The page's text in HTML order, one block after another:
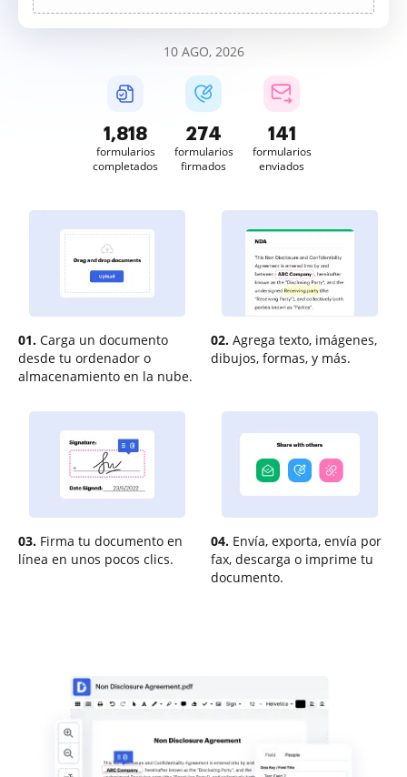
10 AGO, 2026
1,818
formularios
completados
274
formularios
firmados
141
formularios
enviados
01. Carga un documento
desde tu ordenador o
almacenamiento en la nube.
02. Agrega texto, imágenes,
dibujos, formas, y más.
03. Firma tu documento en
línea en unos pocos clics.
04. Envía, exporta, envía por
fax, descarga o imprime tu
documento.